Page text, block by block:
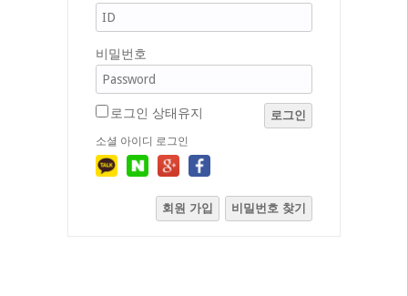
비밀번호
로그인 상태유지 로그인
소셜 아이디 로그인
회원 가입 비밀번호 찾기